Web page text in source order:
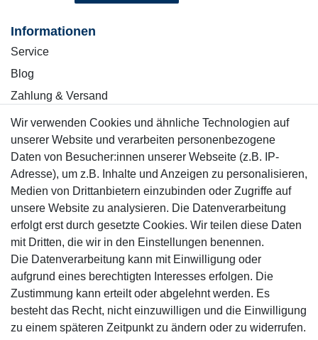
Informationen
Service
Blog
Zahlung & Versand
Sicher einkaufen
Mitglied
Motor-Fit
© Copyright 2026 | Alle Rechte vorbehalten.
Wir verwenden Cookies und ähnliche Technologien auf
unserer Website und verarbeiten personenbezogene
Daten von Besucher:innen unserer Webseite (z.B. IP-
Adresse), um z.B. Inhalte und Anzeigen zu personalisieren,
Medien von Drittanbietern einzubinden oder Zugriffe auf
unsere Website zu analysieren. Die Datenverarbeitung
erfolgt erst durch gesetzte Cookies. Wir teilen diese Daten
mit Dritten, die wir in den Einstellungen benennen.
Die Datenverarbeitung kann mit Einwilligung oder
aufgrund eines berechtigten Interesses erfolgen. Die
Zustimmung kann erteilt oder abgelehnt werden. Es
besteht das Recht, nicht einzuwilligen und die Einwilligung
zu einem späteren Zeitpunkt zu ändern oder zu widerrufen.